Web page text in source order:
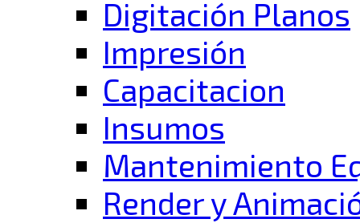
Digitación Planos
Impresión
Capacitacion
Insumos
Mantenimiento
Render y